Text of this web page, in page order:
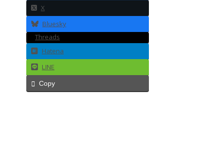
X
Bluesky
Threads
Hatena
LINE
Copy